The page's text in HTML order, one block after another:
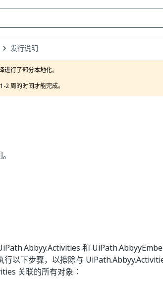
发行说明
行了部分本地化。
2 周的时间才能完成。
和
行以下步骤，以擦除与
关联的所有对象：